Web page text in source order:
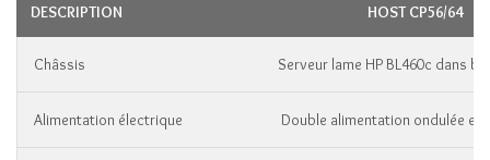
DESCRIPTION HOST CP56/64
Châssis Serveur lame HP BL460c dans
Alimentation électrique Double alimentation ondulée et